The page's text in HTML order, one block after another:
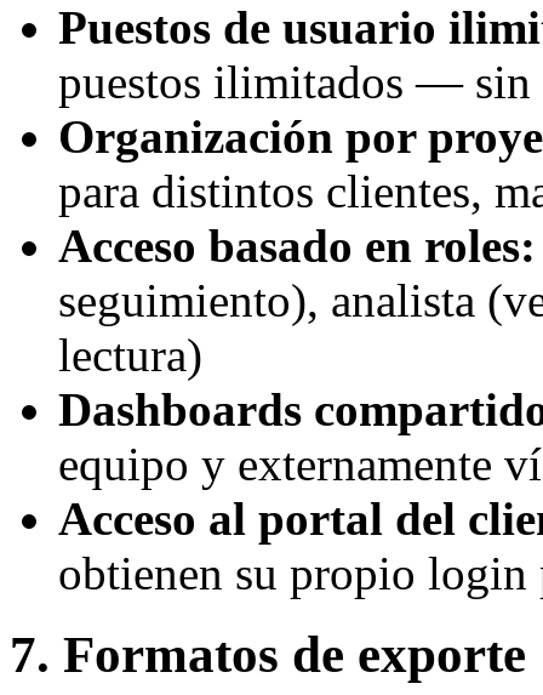
Puestos de usuario
puestos ilimitados — sin
Organización por
para distintos clientes,
Acceso basado en roles:
seguimiento), analista
lectura)
Dashboards
equipo y externamente
Acceso al portal del
obtienen su propio login
7. Formatos de exporte